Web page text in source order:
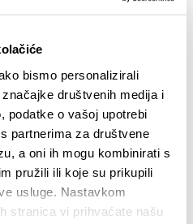
bismo personalizirali
društvenih medija i
podatke o vašoj upotrebi
partnerima za društvene
a oni ih mogu kombinirati s
pružili ili koje su prikupili
usluge. Nastavkom
stranica vi prihvaćate našu
26
CALENDAR
72th